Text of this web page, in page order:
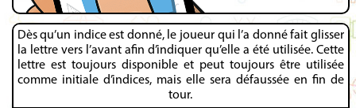
Dès qu’un indice est donné, le joueur qui l’a donné fait glisser
la lettre vers l’avant afin d’indiquer qu’elle a été utilisée. Cette
lettre est toujours disponible et peut toujours être utilisée
comme initiale d’indices, mais elle sera défaussée en fin de
tour.